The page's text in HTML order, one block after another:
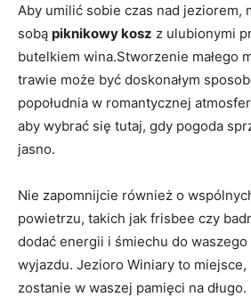
Aby umilić sobie ⁣czas nad jeziorem,
sobą piknikowy kosz z ⁢ulubionymi
butelkiem wina.Stworzenie małego
trawie może być doskonałym
⁢popołudnia w romantycznej
aby wybrać się​ tutaj, ​gdy pogoda
⁢jasno.
Nie ⁢zapomnijcie również⁣ o
powietrzu, takich ‍jak frisbee czy
dodać energii i śmiechu do‍
wyjazdu. Jezioro Winiary to‌
zostanie w‍ waszej pamięci⁤ na​ długo.